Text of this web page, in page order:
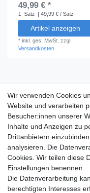
49,99 € *
1 Satz | 49,99 € / Satz
Artikel anzeigen
*inkl. ges. MwSt. zzgl.
Versandkosten
Shop
Versandkosten
Zahlungsarten
Mein Konto
Service
Wir verwenden Cookies
Website und verarbeiten
Besucher:innen unserer
Inhalte und Anzeigen zu
Drittanbietern
analysieren. Die
Cookies. Wir teilen diese
Einstellungen benennen.
Die Datenverarbeitung
berechtigten Interesses